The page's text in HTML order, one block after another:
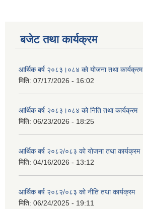
बजेट तथा कार्यक्रम
आर्थिक बर्ष २०८३।०८४ को योजना तथा कार्यक्रम
मिति: 07/17/2026 - 16:02
आर्थिक बर्ष २०८३।०८४ को निति तथा कार्यक्रम
मिति: 06/23/2026 - 18:25
आर्थिक बर्ष २०८२/०८३ काे याेजना तथा कार्यक्रम
मिति: 04/16/2026 - 13:12
आर्थिक बर्ष २०८२/०८३ काे नीति तथा कार्यक्रम
मिति: 06/24/2025 - 19:11